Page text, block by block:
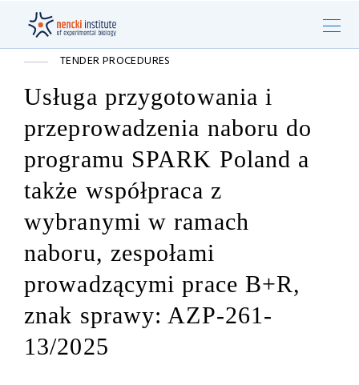
TENDER PROCEDURES
Usługa przygotowania i
przeprowadzenia naboru do
programu SPARK Poland a
także współpraca z
wybranymi w ramach
naboru, zespołami
prowadzącymi prace B+R,
znak sprawy: AZP-261-
13/2025